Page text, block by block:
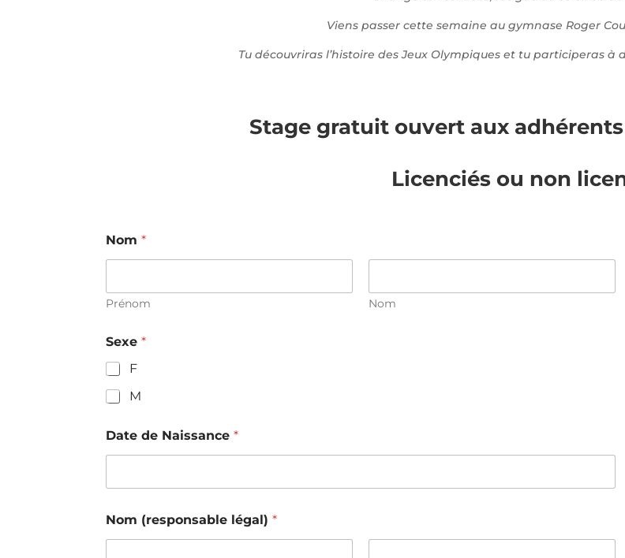
Viens passer cette semaine au gymnase Roger
Tu découvriras l’histoire des Jeux Olympiques et tu participeras
Stage gratuit ouvert aux
Licenciés ou non
Nom*
Prénom Nom
Sexe*
F
M
Date de Naissance*
Nom (responsable légal)*